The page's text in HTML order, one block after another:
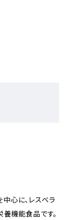
心に、レスベラ
機能食品です。